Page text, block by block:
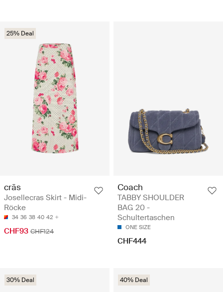
25% Deal
crās
Josellecras Skirt - Midi-
Röcke
34 36 38 40 42
CHF93 CHF124
Coach
TABBY SHOULDER
BAG 20 -
Schultertaschen
ONE SIZE
CHF444
30% Deal 40% Deal